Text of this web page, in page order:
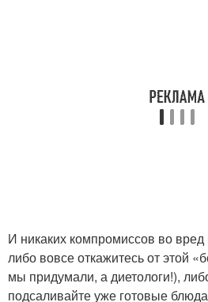
И никаких компромиссов во
либо вовсе откажитесь от этой
мы придумали, а диетологи!),
подсаливайте уже готовые